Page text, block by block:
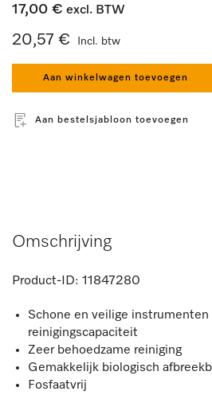
17,00 € excl. BTW
20,57 € Incl. btw
Aan winkelwagen toevoegen
Aan bestelsjabloon toevoegen
Omschrijving
Product-ID: 11847280
Schone en veilige
reinigingscapaciteit
Zeer behoedzame reiniging
Gemakkelijk biologisch
Fosfaatvrij